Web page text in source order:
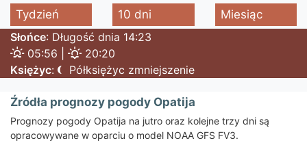
Tydzień 10 dni
Miesiąc
Słońce: Długość dnia 14:23
05:56 |
20:20
Księżyc: Półksiężyc zmniejszenie
Źródła prognozy pogody Opatija
Prognozy pogody Opatija na jutro oraz kolejne trzy dni są
opracowywane w oparciu o model NOAA GFS FV3.